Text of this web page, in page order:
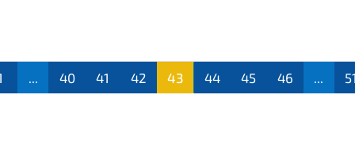
40 41 42
43
44 45 46 51